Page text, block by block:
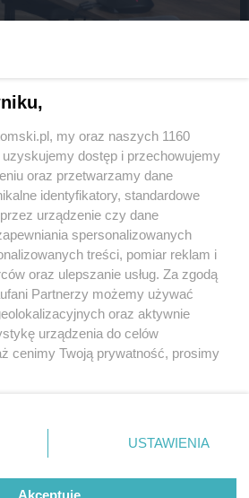
Twa opracowanie
polaczen bytom
slaska 4
kolejowych z Bytomia do Rudy
kilka lat. Ruszyły prace nad
projektowej. W
z inwestycją.
REKLAMA
regulamin korzystania z portali
Skontakuj sięz nami
Kontakt
Wydawca
Pogoda
my oraz naszych 1160
dostęp i przechowujemy
oraz przetwarzamy dane
identyfikatory, standardowe
urządzenie czy dane
spersonalizowanych
treści, pomiar reklam i
oraz ulepszanie usług. Za zgodą
Partnerzy możemy używać
oraz aktywnie
urządzenia do celów
cenimy Twoją prywatność, prosimy
się w lewym dolnym rogu strony
danych nie wymagają
masz prawo sprzeciwić się
Preferencje będą miały
USTAWIENIA
Akceptuję